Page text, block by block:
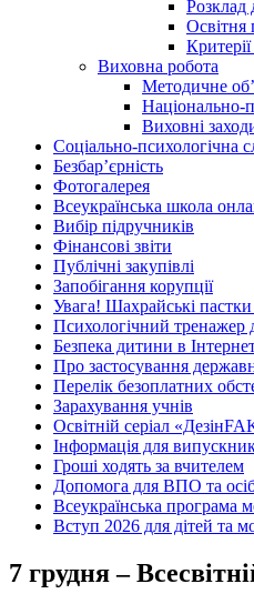
Розклад
Освітня
Виховна робота
Методичне
Національно-
Виховні
Соціально-психологічна
Безбар’єрність
Фотогалерея
Всеукраїнська школа
Вибір підручників
Фінансові звіти
Публічні закупівлі
Запобігання корупції
Увага! Шахрайські
Психологічний тренажер
Безпека дитини в
Про застосування
Перелік безоплатних
Зарахування учнів
Освітній серіал
Інформація для
Гроші ходять за вчителем
Допомога для ВПО та
Всеукраїнська програма
Вступ 2026 для дітей та
7 грудня –